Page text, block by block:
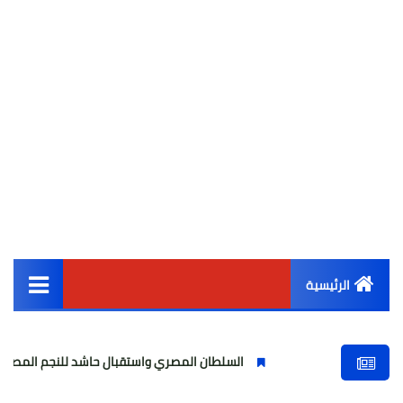
الرئيسية
أخبار مصر
السلطان المصري واستقبال حاشد للنجم المصري